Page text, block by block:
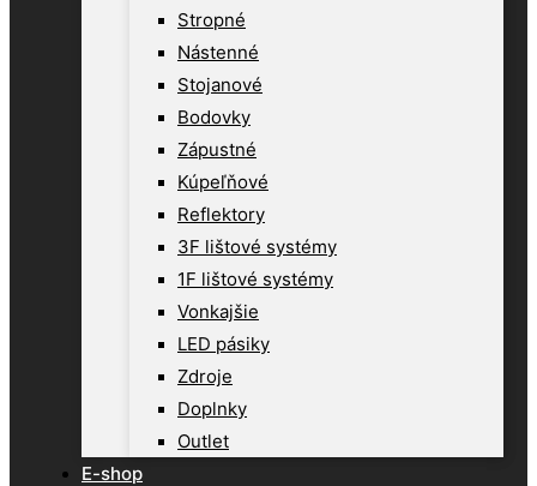
Stropné
Nástenné
Stojanové
Bodovky
Zápustné
Kúpeľňové
Reflektory
3F lištové systémy
1F lištové systémy
Vonkajšie
LED pásiky
Zdroje
Doplnky
Outlet
E-shop